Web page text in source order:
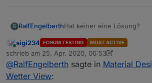
R RalfEngelberthHat keiner eine Lösung?
Online
sigi234 FORUM TESTING MOST ACTIVE
schrieb am 25. Apr. 2020, 06:53
zuletzt editiert von sigi234
@RalfEngelberth sagte in Material
Wetter View: